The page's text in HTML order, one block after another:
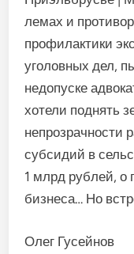
лемах и
профилактики
уголовных дел,
недопуске
хотели поднять
непрозрачности
субсидий в
1 млрд руб­лей, о
бизнеса… Но
Олег Гусейнов